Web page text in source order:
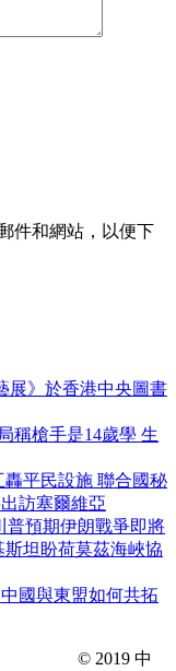
件和網站，以便下
展》於香港中央圖書
稱槍手是14歲學 生
轟平民設施 聯合國秘
訪塞爾維亞
普預期伊朗戰爭即將
坦盼荷莫茲海峽協
國與東盟如何共拓
© 2019 中